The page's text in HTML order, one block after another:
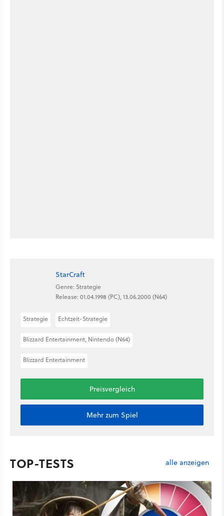
StarCraft
Genre: Strategie
Release: 01.04.1998 (PC), 13.06.2000 (N64)
Strategie Echtzeit-Strategie
Blizzard Entertainment, Nintendo (N64)
Blizzard Entertainment
Preisvergleich
Mehr zum Spiel
TOP-TESTS alle anzeigen